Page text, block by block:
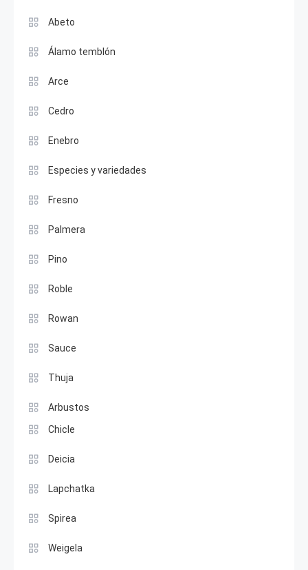
Abeto
Álamo temblón
Arce
Cedro
Enebro
Especies y variedades
Fresno
Palmera
Pino
Roble
Rowan
Sauce
Thuja
Arbustos
Chicle
Deicia
Lapchatka
Spirea
Weigela